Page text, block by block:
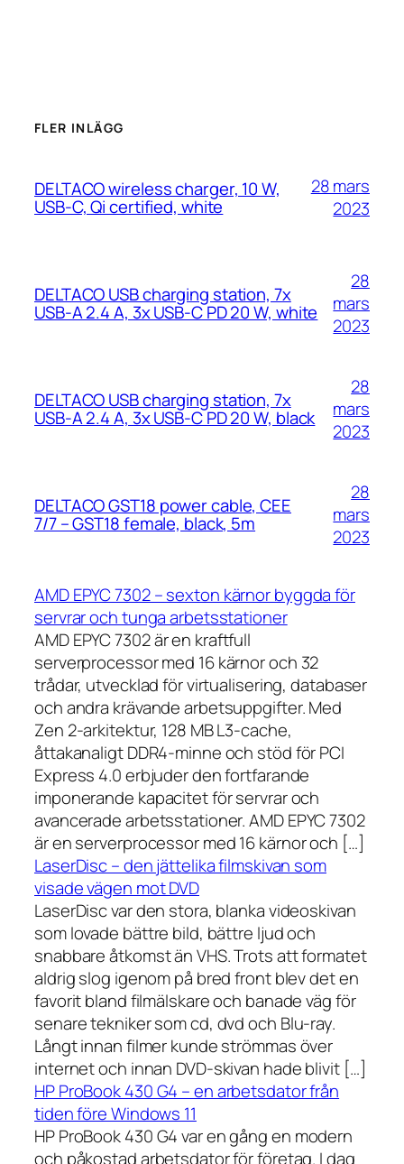
FLER INLÄGG
DELTACO wireless charger, 10 W,
USB-C, Qi certified, white
28 mars
2023
DELTACO USB charging station, 7x
USB-A 2.4 A, 3x USB-C PD 20 W, white
28
mars
2023
DELTACO USB charging station, 7x
USB-A 2.4 A, 3x USB-C PD 20 W, black
28
mars
2023
DELTACO GST18 power cable, CEE
7/7 – GST18 female, black, 5m
28
mars
2023
AMD EPYC 7302 – sexton kärnor byggda för
servrar och tunga arbetsstationer
AMD EPYC 7302 är en kraftfull
serverprocessor med 16 kärnor och 32
trådar, utvecklad för virtualisering, databaser
och andra krävande arbetsuppgifter. Med
Zen 2-arkitektur, 128 MB L3-cache,
åttakanaligt DDR4-minne och stöd för PCI
Express 4.0 erbjuder den fortfarande
imponerande kapacitet för servrar och
avancerade arbetsstationer. AMD EPYC 7302
är en serverprocessor med 16 kärnor och […]
LaserDisc – den jättelika filmskivan som
visade vägen mot DVD
LaserDisc var den stora, blanka videoskivan
som lovade bättre bild, bättre ljud och
snabbare åtkomst än VHS. Trots att formatet
aldrig slog igenom på bred front blev det en
favorit bland filmälskare och banade väg för
senare tekniker som cd, dvd och Blu-ray.
Långt innan filmer kunde strömmas över
internet och innan DVD-skivan hade blivit […]
HP ProBook 430 G4 – en arbetsdator från
tiden före Windows 11
HP ProBook 430 G4 var en gång en modern
och påkostad arbetsdator för företag. I dag